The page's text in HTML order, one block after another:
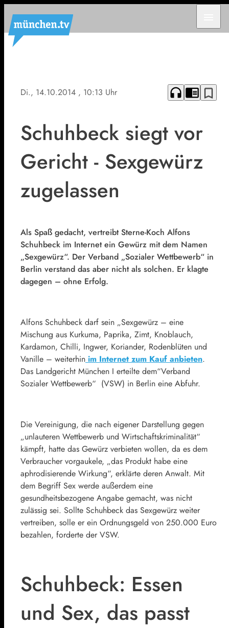
Di., 14.10.2014 , 10:13 Uhr headphones chrome_reader_mode bookmark_border
Schuhbeck siegt vor
Gericht - Sexgewürz
zugelassen
Als Spaß gedacht, vertreibt Sterne-Koch Alfons
Schuhbeck im Internet ein Gewürz mit dem Namen
„Sexgewürz“. Der Verband „Sozialer Wettbewerb“ in
Berlin verstand das aber nicht als solchen. Er klagte
dagegen – ohne Erfolg.
Alfons Schuhbeck darf sein „Sexgewürz – eine
Mischung aus Kurkuma, Paprika, Zimt, Knoblauch,
Kardamon, Chilli, Ingwer, Koriander, Rodenblüten und
Vanille – weiterhin im Internet zum Kauf anbieten.
Das Landgericht München I erteilte dem“Verband
Sozialer Wettbewerb“ (VSW) in Berlin eine Abfuhr.
Die Vereinigung, die nach eigener Darstellung gegen
„unlauteren Wettbewerb und Wirtschaftskriminalität“
kämpft, hatte das Gewürz verbieten wollen, da es dem
Verbraucher vorgaukele, „das Produkt habe eine
aphrodisierende Wirkung“, erklärte deren Anwalt. Mit
dem Begriff Sex werde außerdem eine
gesundheitsbezogene Angabe gemacht, was nicht
zulässig sei. Sollte Schuhbeck das Sexgewürz weiter
vertreiben, solle er ein Ordnungsgeld von 250.000 Euro
bezahlen, forderte der VSW.
Schuhbeck: Essen
und Sex, das passt